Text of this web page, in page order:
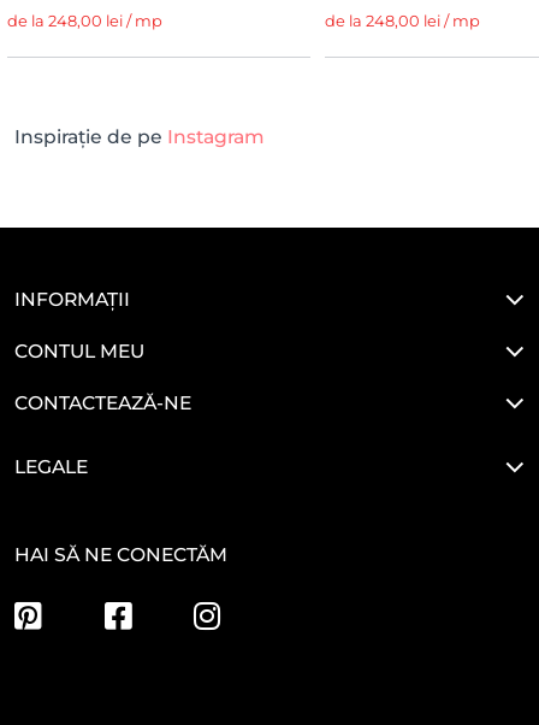
de la 248,00 lei / mp de la 248,00 lei / mp
Inspirație de pe Instagram
INFORMAȚII
CONTUL MEU
CONTACTEAZĂ-NE
LEGALE
HAI SĂ NE CONECTĂM